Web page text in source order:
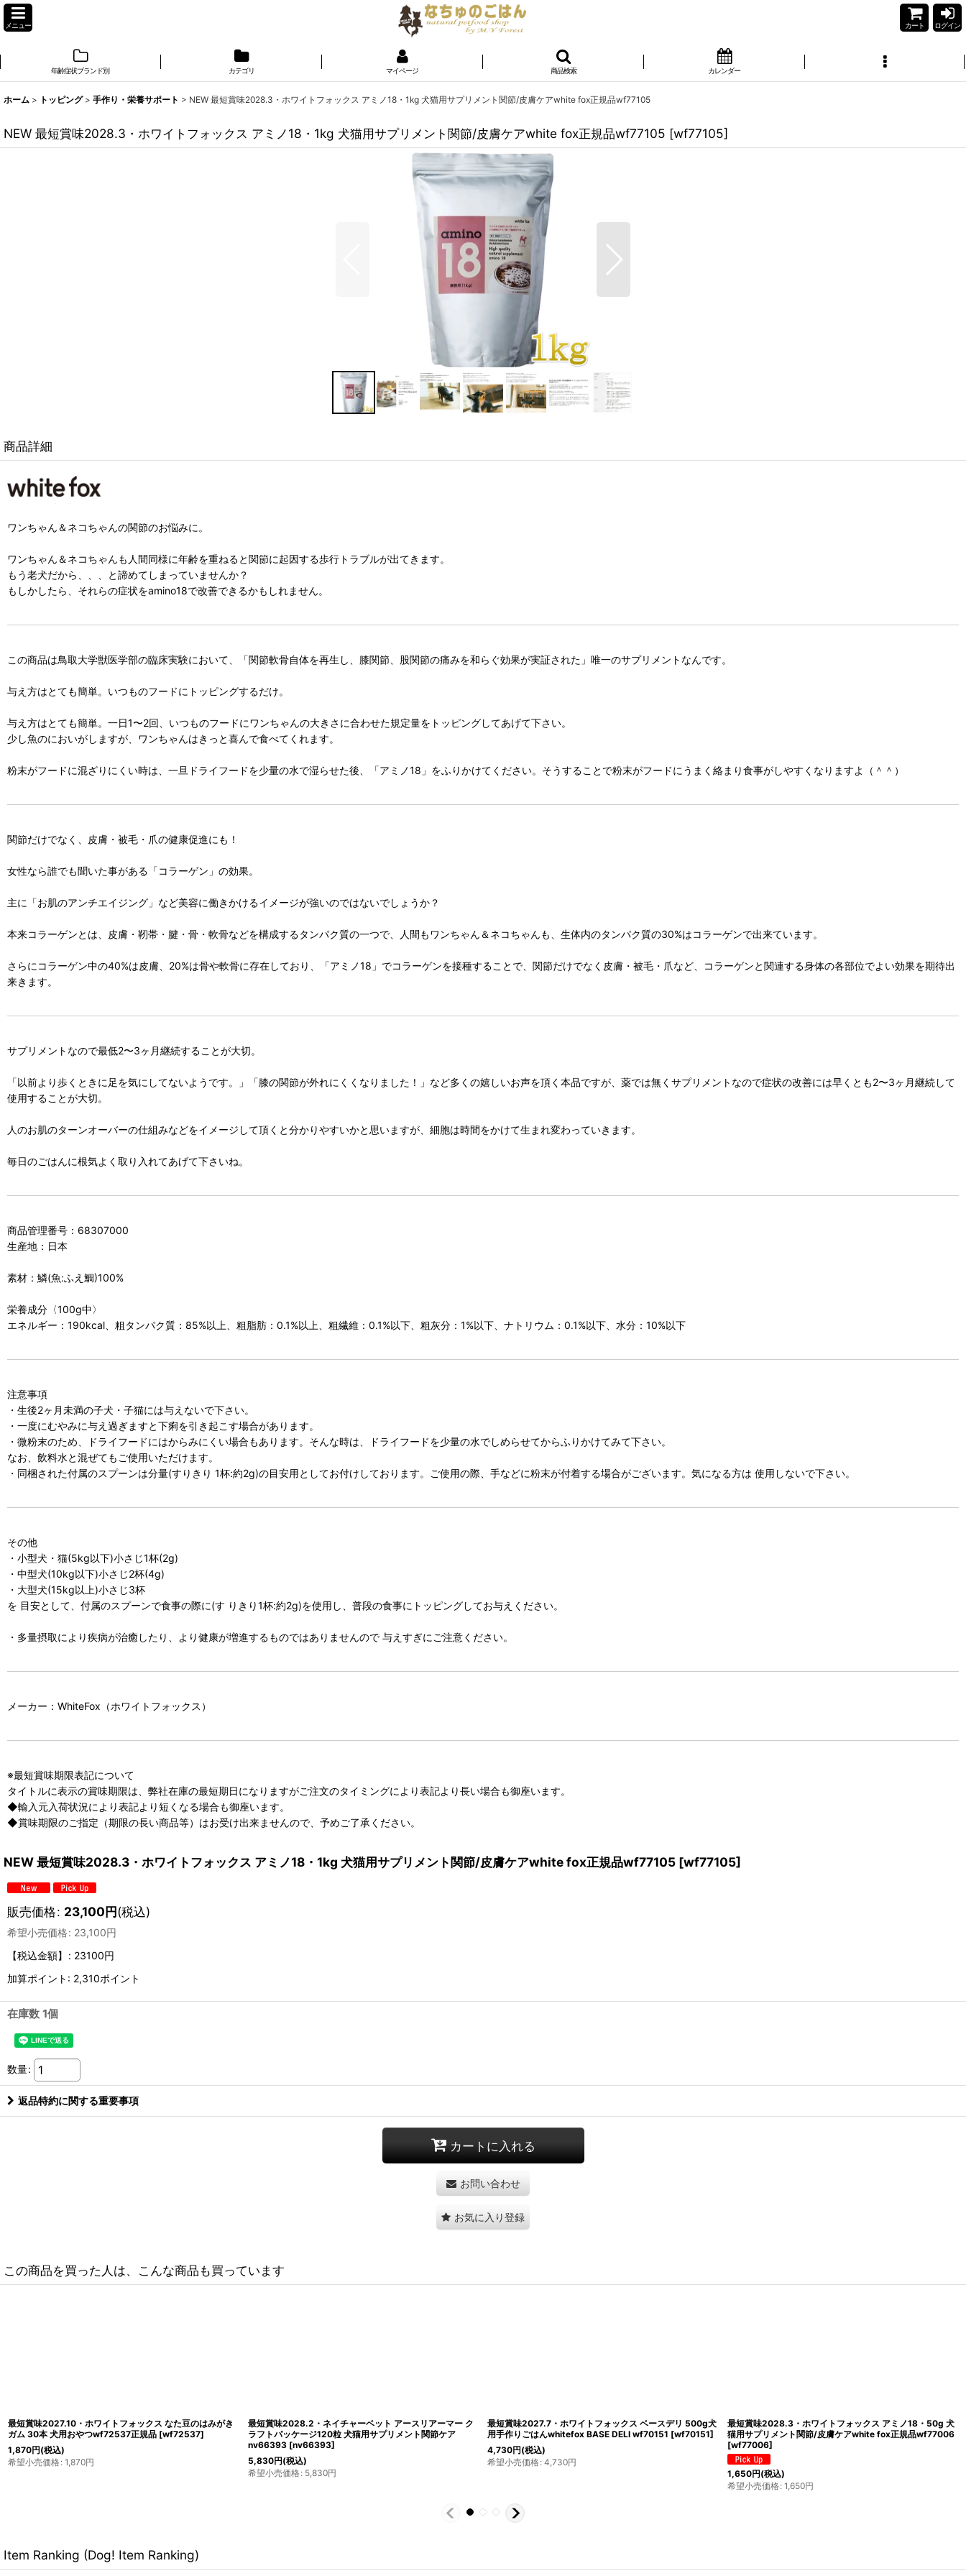
メニュー カート ログイン
年齢症状ブランド別 カテゴリ マイページ 商品検索 カレンダー
ホーム > トッピング > 手作り・栄養サポート > NEW 最短賞味2028.3・ホワイトフォックス アミノ18・1kg 犬猫用サプリメント関節/皮膚ケアwhite fox正規品wf77105
NEW 最短賞味2028.3・ホワイトフォックス アミノ18・1kg 犬猫用サプリメント関節/皮膚ケアwhite fox正規品wf77105 [wf77105]
商品詳細
ワンちゃん＆ネコちゃんの関節のお悩みに。
ワンちゃん＆ネコちゃんも人間同様に年齢を重ねると関節に起因する歩行トラブルが出てきます。
もう老犬だから、、、と諦めてしまっていませんか？
もしかしたら、それらの症状をamino18で改善できるかもしれません。
この商品は鳥取大学獣医学部の臨床実験において、「関節軟骨自体を再生し、膝関節、股関節の痛みを和らぐ効果が実証された」唯一のサプリメントなんです。
与え方はとても簡単。いつものフードにトッピングするだけ。
与え方はとても簡単。一日1〜2回、いつものフードにワンちゃんの大きさに合わせた規定量をトッピングしてあげて下さい。
少し魚のにおいがしますが、ワンちゃんはきっと喜んで食べてくれます。
粉末がフードに混ざりにくい時は、一旦ドライフードを少量の水で湿らせた後、「アミノ18」をふりかけてください。そうすることで粉末がフードにうまく絡まり食事がしやすくなりますよ（＾＾）
関節だけでなく、皮膚・被毛・爪の健康促進にも！
女性なら誰でも聞いた事がある「コラーゲン」の効果。
主に「お肌のアンチエイジング」など美容に働きかけるイメージが強いのではないでしょうか？
本来コラーゲンとは、皮膚・靭帯・腱・骨・軟骨などを構成するタンパク質の一つで、人間もワンちゃん＆ネコちゃんも、生体内のタンパク質の30%はコラーゲンで出来ています。
さらにコラーゲン中の40%は皮膚、20%は骨や軟骨に存在しており、「アミノ18」でコラーゲンを接種することで、関節だけでなく皮膚・被毛・爪など、コラーゲンと関連する身体の各部位でよい効果を期待出
来きます。
サプリメントなので最低2〜3ヶ月継続することが大切。
「以前より歩くときに足を気にしてないようです。」「膝の関節が外れにくくなりました！」など多くの嬉しいお声を頂く本品ですが、薬では無くサプリメントなので症状の改善には早くとも2〜3ヶ月継続して
使用することが大切。
人のお肌のターンオーバーの仕組みなどをイメージして頂くと分かりやすいかと思いますが、細胞は時間をかけて生まれ変わっていきます。
毎日のごはんに根気よく取り入れてあげて下さいね。
商品管理番号：68307000
生産地：日本
素材：鱗(魚:ふえ鯛)100%
栄養成分〈100g中〉
エネルギー：190kcal、粗タンパク質：85%以上、粗脂肪：0.1%以上、粗繊維：0.1%以下、粗灰分：1%以下、ナトリウム：0.1%以下、水分：10%以下
注意事項
・生後2ヶ月未満の子犬・子猫には与えないで下さい。
・一度にむやみに与え過ぎますと下痢を引き起こす場合があります。
・微粉末のため、ドライフードにはからみにくい場合もあります。そんな時は、ドライフードを少量の水でしめらせてからふりかけてみて下さい。
なお、飲料水と混ぜてもご使用いただけます。
・同梱された付属のスプーンは分量(すりきり 1杯:約2g)の目安用としてお付けしております。ご使用の際、手などに粉末が付着する場合がございます。気になる方は 使用しないで下さい。
その他
・小型犬・猫(5kg以下)小さじ1杯(2g)
・中型犬(10kg以下)小さじ2杯(4g)
・大型犬(15kg以上)小さじ3杯
を 目安として、付属のスプーンで食事の際に(す りきり1杯:約2g)を使用し、普段の食事にトッピングしてお与えください。
・多量摂取により疾病が治癒したり、より健康が増進するものではありませんので 与えすぎにご注意ください。
メーカー：WhiteFox（ホワイトフォックス）
※最短賞味期限表記について
タイトルに表示の賞味期限は、弊社在庫の最短期日になりますがご注文のタイミングにより表記より長い場合も御座います。
◆輸入元入荷状況により表記より短くなる場合も御座います。
◆賞味期限のご指定（期限の長い商品等）はお受け出来ませんので、予めご了承ください。
NEW 最短賞味2028.3・ホワイトフォックス アミノ18・1kg 犬猫用サプリメント関節/皮膚ケアwhite fox正規品wf77105 [wf77105]
販売価格: 23,100円(税込)
希望小売価格: 23,100円
【税込金額】
: 23100円
加算ポイント: 2,310ポイント
在庫数 1個
数量:
返品特約に関する重要事項
カートに入れる
お問い合わせ
お気に入り登録
この商品を買った人は、こんな商品も買っています
最短賞味2027.10・ホワイトフォックス なた豆のはみがき
ガム 30本 犬用おやつwf72537正規品 [wf72537]
1,870円(税込)
希望小売価格: 1,870円
最短賞味2028.2・ネイチャーベット アースリアーマー ク
ラフトパッケージ120粒 犬猫用サプリメント関節ケア
nv66393 [nv66393]
5,830円(税込)
希望小売価格: 5,830円
最短賞味2027.7・ホワイトフォックス ベースデリ 500g犬
用手作りごはんwhitefox BASE DELI wf70151 [wf70151]
4,730円(税込)
希望小売価格: 4,730円
最短賞味2028.3・ホワイトフォックス アミノ18・50g 犬
猫用サプリメント関節/皮膚ケアwhite fox正規品wf77006
[wf77006]
1,650円(税込)
希望小売価格: 1,650円
Item Ranking (Dog! Item Ranking)